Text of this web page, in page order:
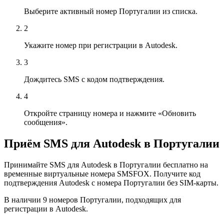
Выберите активный номер Португалии из списка.
2
Укажите номер при регистрации в Autodesk.
3
Дождитесь SMS с кодом подтверждения.
4
Откройте страницу номера и нажмите «Обновить
сообщения».
Приём SMS для Autodesk в Португалии
Принимайте SMS для Autodesk в Португалии бесплатно на
временные виртуальные номера SMSFOX. Получите код
подтверждения Autodesk с номера Португалии без SIM-карты.
В наличии 9 номеров Португалии, подходящих для
регистрации в Autodesk.